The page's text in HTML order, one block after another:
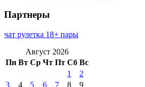
Партнеры
чат рулетка 18+ пары
Август 2026
Пн Вт Ср Чт Пт Сб Вс
1
2
3
4 5 6 7 8 9